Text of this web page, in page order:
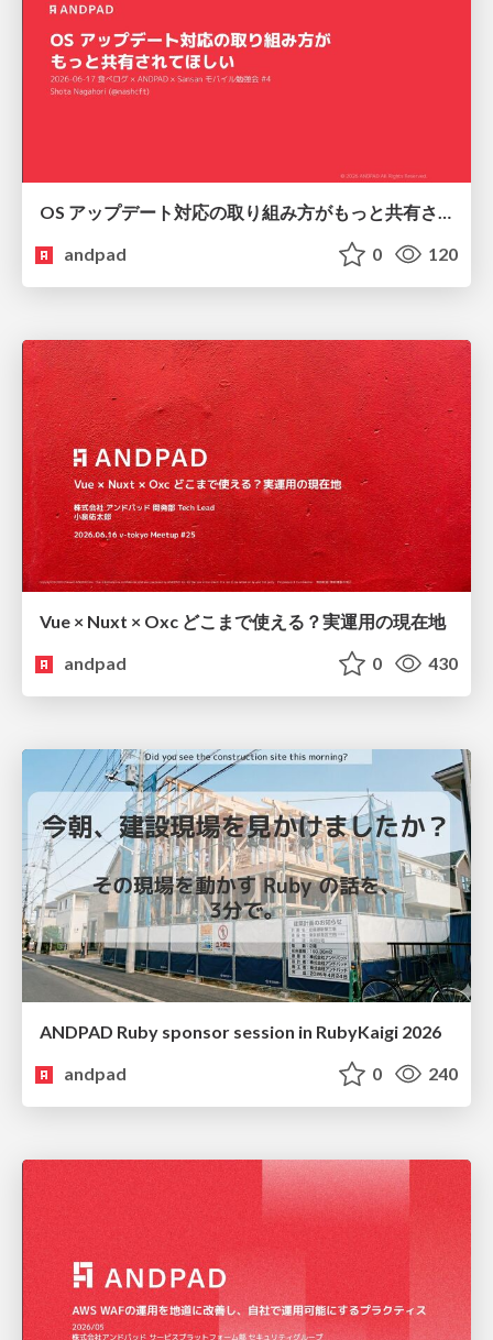
OS アップデート対応の取り組み方がもっと共有されてほしい
andpad
0 120
Vue × Nuxt × Oxc どこまで使える？実運用の現在地
andpad
0 430
ANDPAD Ruby sponsor session in RubyKaigi 2026
andpad
0 240